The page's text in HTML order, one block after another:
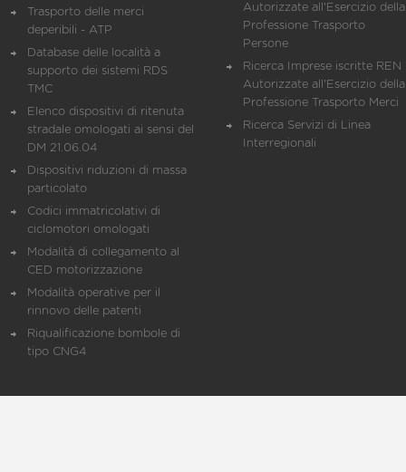
Trasporto delle merci
deperibili - ATP
Database delle località a
supporto dei sistemi RDS
TMC
Elenco dispositivi di ritenuta
stradale omologati ai sensi del
DM 21.06.04
Dispositivi riduzioni di massa
particolato
Codici immatricolativi di
ciclomotori omologati
Modalità di collegamento al
CED motorizzazione
Modalità operative per il
rinnovo delle patenti
Riqualificazione bombole di
tipo CNG4
Autorizzate all'Esercizio della
Professione Trasporto
Persone
Ricerca Imprese iscritte REN
Autorizzate all'Esercizio della
Professione Trasporto Merci
Ricerca Servizi di Linea
Interregionali